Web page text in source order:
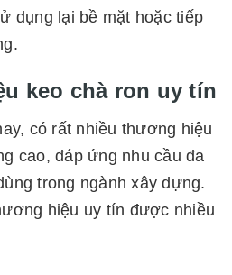
dụng lại bề mặt hoặc tiếp
keo chà ron uy tín
có rất nhiều thương hiệu
cao, đáp ứng nhu cầu đa
trong ngành xây dựng.
hiệu uy tín được nhiều